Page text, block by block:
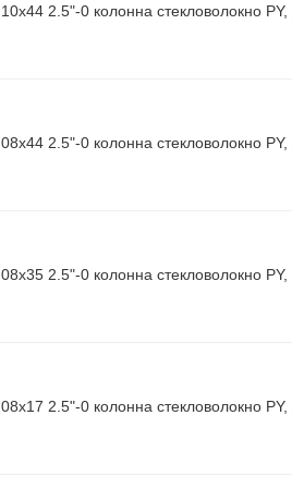
10х44 2.5"-0 колонна стекловолокно
08х44 2.5"-0 колонна стекловолокно
08х35 2.5"-0 колонна стекловолокно
08х17 2.5"-0 колонна стекловолокно